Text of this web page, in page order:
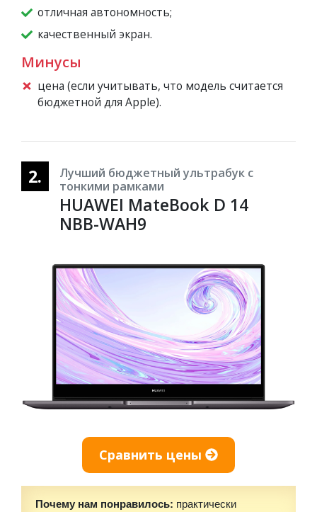
отличная автономность;
качественный экран.
Минусы
цена (если учитывать, что модель считается
бюджетной для Apple).
2.
Лучший бюджетный ультрабук с
тонкими рамками
HUAWEI MateBook D 14
NBB-WAH9
Сравнить цены
Почему нам понравилось: практически